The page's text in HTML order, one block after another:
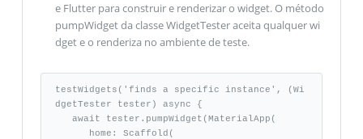
e Flutter para construir e renderizar o widget. O método
pumpWidget da classe WidgetTester aceita qualquer wi
dget e o renderiza no ambiente de teste.
testWidgets('finds a specific instance', (Wi
dgetTester tester) async {